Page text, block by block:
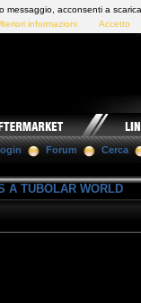
Forum Cerca
A TUBOLAR WORLD
acconsenti a
informazioni
Accetto